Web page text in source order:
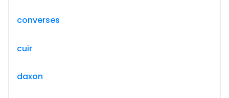
converses
cuir
daxon